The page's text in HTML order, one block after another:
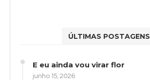
ÚLTIMAS POSTAGENS
E eu ainda vou virar flor
junho 15, 2026